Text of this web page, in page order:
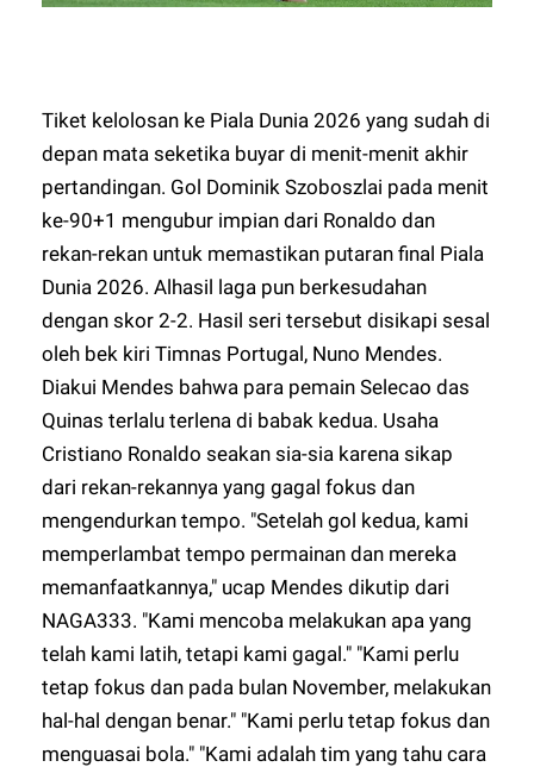
Tiket kelolosan ke Piala Dunia 2026 yang sudah di
depan mata seketika buyar di menit-menit akhir
pertandingan. Gol Dominik Szoboszlai pada menit
ke-90+1 mengubur impian dari Ronaldo dan
rekan-rekan untuk memastikan putaran final Piala
Dunia 2026. Alhasil laga pun berkesudahan
dengan skor 2-2. Hasil seri tersebut disikapi sesal
oleh bek kiri Timnas Portugal, Nuno Mendes.
Diakui Mendes bahwa para pemain Selecao das
Quinas terlalu terlena di babak kedua. Usaha
Cristiano Ronaldo seakan sia-sia karena sikap
dari rekan-rekannya yang gagal fokus dan
mengendurkan tempo. "Setelah gol kedua, kami
memperlambat tempo permainan dan mereka
memanfaatkannya," ucap Mendes dikutip dari
NAGA333. "Kami mencoba melakukan apa yang
telah kami latih, tetapi kami gagal." "Kami perlu
tetap fokus dan pada bulan November, melakukan
hal-hal dengan benar." "Kami perlu tetap fokus dan
menguasai bola." "Kami adalah tim yang tahu cara